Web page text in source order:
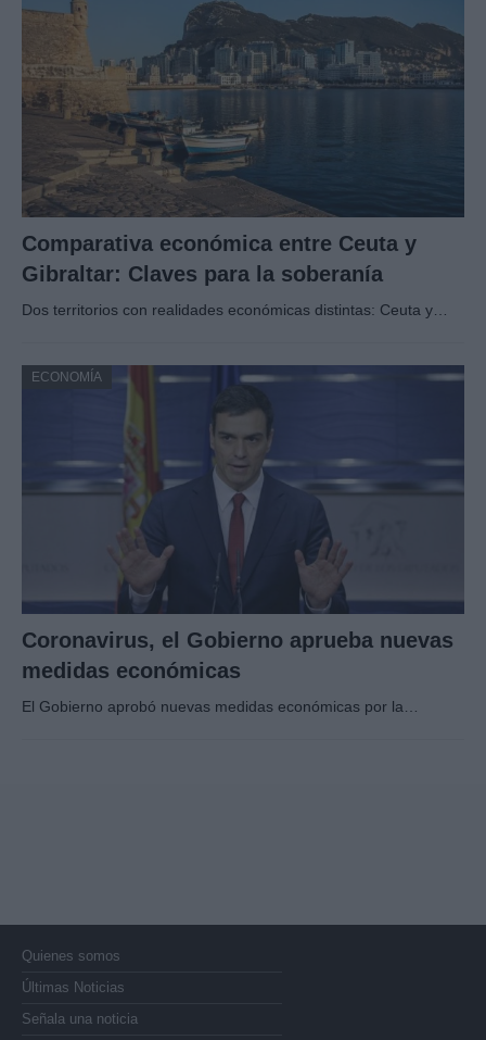
Comparativa económica entre Ceuta y
Gibraltar: Claves para la soberanía
Dos territorios con realidades económicas distintas: Ceuta y…
ECONOMÍA
Coronavirus, el Gobierno aprueba nuevas
medidas económicas
El Gobierno aprobó nuevas medidas económicas por la…
Quienes somos
Últimas Noticias
Señala una noticia